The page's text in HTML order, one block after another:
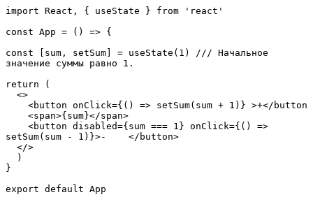
import React, { useState } from 'react'
const App = () => {
const [sum, setSum] = useState(1) /// Начальное
значение суммы равно 1.
return (
setSum(sum - 1)}>-    </button>
}
export default App